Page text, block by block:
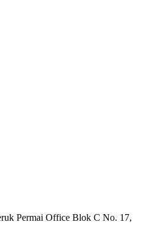
Permai Office Blok C No. 17,